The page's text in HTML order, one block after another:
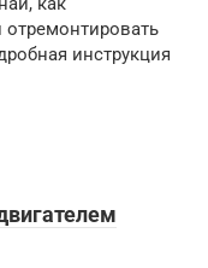
отремонтировать
инструкция